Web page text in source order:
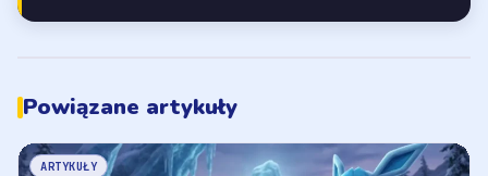
Powiązane artykuły
ARTYKUŁY